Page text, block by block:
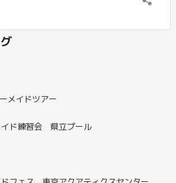
イドツアー
ド練習会 県立プール